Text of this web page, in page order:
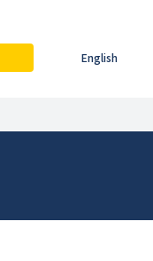
English